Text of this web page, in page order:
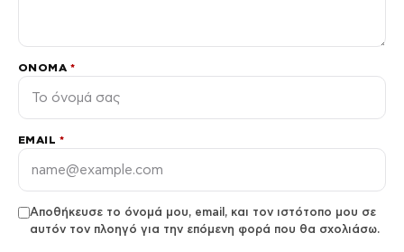
ΌΝΟΜΑ *
EMAIL *
Αποθήκευσε το όνομά μου, email, και τον ιστότοπο μου σε
αυτόν τον πλοηγό για την επόμενη φορά που θα σχολιάσω.